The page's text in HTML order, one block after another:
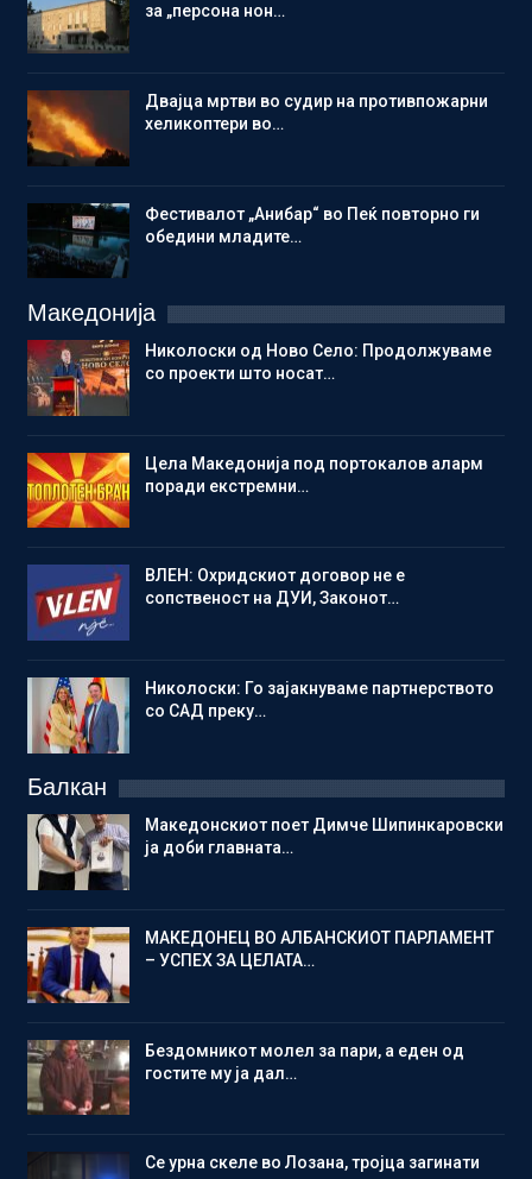
за „персона нон…
Двајца мртви во судир на противпожарни
хеликоптери во…
Фестивалот „Анибар“ во Пеќ повторно ги
обедини младите…
Македонија
Николоски од Ново Село: Продолжуваме
со проекти што носат…
Цела Македонија под портокалов аларм
поради екстремни…
ВЛЕН: Охридскиот договор не е
сопственост на ДУИ, Законот…
Николоски: Го зајакнуваме партнерството
со САД преку…
Балкан
Македонскиот поет Димче Шипинкаровски
ја доби главната…
МАКЕДОНЕЦ ВО АЛБАНСКИОТ ПАРЛАМЕНТ
– УСПЕХ ЗА ЦЕЛАТА…
Бездомникот молел за пари, а еден од
гостите му ја дал…
Се урна скеле во Лозана, тројца загинати